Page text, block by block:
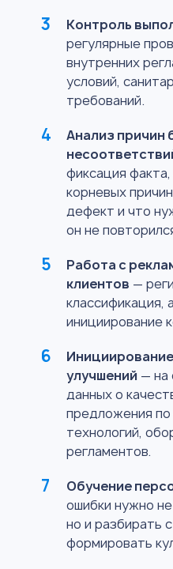
Контроль
регулярные
внутренних
условий,
требований.
Анализ причин
фиксация
корневых
дефект и что
он не
Работа с
клиентов —
классификация,
инициирование
улучшений — на
данных о
предложения
технологий,
регламентов.
Обучение
ошибки нужно
но и разбирать
формировать